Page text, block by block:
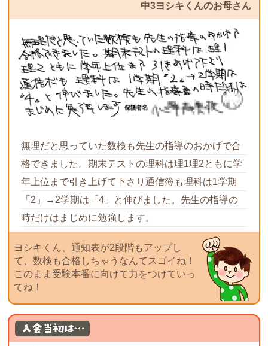
中3ヨシキくんのお母さん
無理だと思っていた数検も先生の指導のおかげで合
格できました。期末テストの理科は理1理2ともに学
年上位まで引き上げて下さり通信簿も理科は1学期
「2」→2学期は「4」と伸びました。先生の指導の
時だけはまじめに勉強します。
ヨシキくん、通知表が2段階もアップし
て、数検も合格しちゃうなんてスゴイね！
このまま受験本番に向けて力をつけていっ
てね！